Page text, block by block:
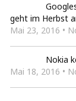
geht im Herbst
Mai 23, 2016 •
Nokia
Mai 18, 2016 •